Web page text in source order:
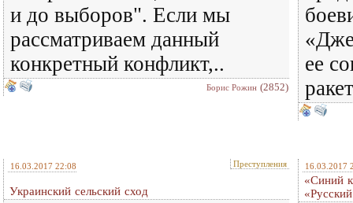
и до выборов". Если мы
рассматриваем данный
конкретный конфликт,..
Борис Рожин (2852)
ее
16.03.2017 22:08 Преступления
Украинский сельский сход
16.03.2017
«Синий